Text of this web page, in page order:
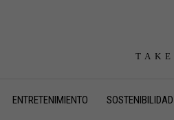
ENTRETENIMIENTO SOSTENIBILIDAD